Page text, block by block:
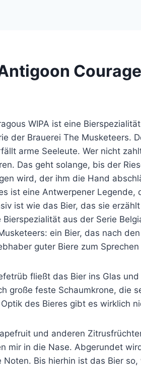
WIPA ist eine
der Brauerei The Musketeers.
arme Seeleute. Wer nicht
Das geht solange, bis der
wird, der ihm die Hand
ist eine Antwerpener Legende,
ist wie das Bier, das sie
Bierspezialität aus der Serie
ein Bier, das nach
guter Biere zum
fließt das Bier ins Glas
große feste Schaumkrone, die
des Bieres gibt es wirklich
und anderen
mir in die Nase. Abgerundet
Noten. Bis hierhin ist das Bier so,